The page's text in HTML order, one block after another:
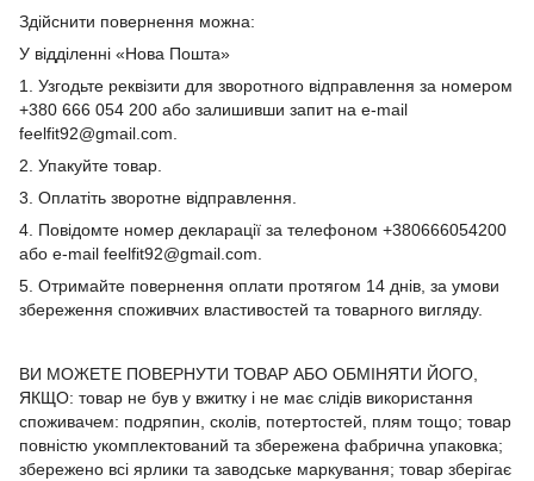
Здійснити повернення можна:
У відділенні «Нова Пошта»
1. Узгодьте реквізити для зворотного відправлення за номером
+380 666 054 200 або залишивши запит на e-mail
feelfit92@gmail.com.
2. Упакуйте товар.
3. Оплатіть зворотне відправлення.
4. Повідомте номер декларації за телефоном +380666054200
або e-mail feelfit92@gmail.com.
5. Отримайте повернення оплати протягом 14 днів, за умови
збереження споживчих властивостей та товарного вигляду.
ВИ МОЖЕТЕ ПОВЕРНУТИ ТОВАР АБО ОБМІНЯТИ ЙОГО,
ЯКЩО: товар не був у вжитку і не має слідів використання
споживачем: подряпин, сколів, потертостей, плям тощо; товар
повністю укомплектований та збережена фабрична упаковка;
збережено всі ярлики та заводське маркування; товар зберігає